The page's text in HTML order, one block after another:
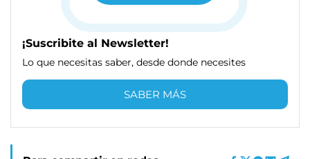
¡Suscribite al Newsletter!
Lo que necesitas saber, desde donde necesites
SABER MÁS